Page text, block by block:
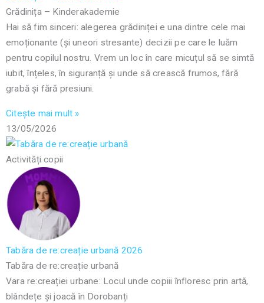
Grădinița – Kinderakademie
Hai să fim sinceri: alegerea grădiniței e una dintre cele mai
emoționante (și uneori stresante) decizii pe care le luăm
pentru copilul nostru. Vrem un loc în care micuțul să se simtă
iubit, înțeles, în siguranță și unde să crească frumos, fără
grabă și fără presiuni.
Citește mai mult »
13/05/2026
Activități copii
Tabăra de re:creație urbană 2026
Tabăra de re:creație urbană
Vara re:creației urbane: Locul unde copiii înfloresc prin artă,
blândețe și joacă în Dorobanți